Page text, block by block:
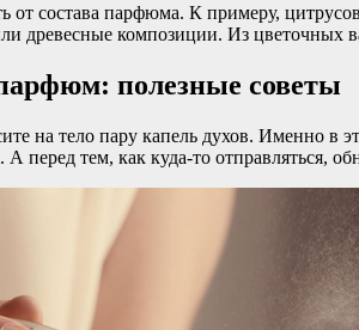
от состава парфюма. К примеру,
древесные композиции. Из цветочных
полезные советы
на тело пару капель духов. Именно в
перед тем, как куда-то отправляться,